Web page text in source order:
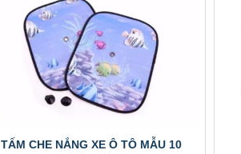
TẤM CHE NẮNG XE Ô TÔ MẪU 10